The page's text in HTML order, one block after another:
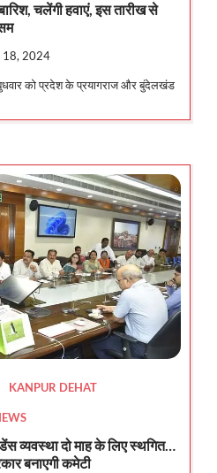
चलेंगी हवाएं, इस तारीख से
18, 2024
को प्रदेश के प्रयागराज और बुंदेलखंड
KANPUR DEHAT
व्यवस्था दो माह के लिए स्थगित…
बनाएगी कमेटी